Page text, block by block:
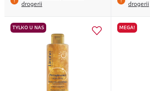
drogerii
drogerii
TYLKO U NAS MEGA!